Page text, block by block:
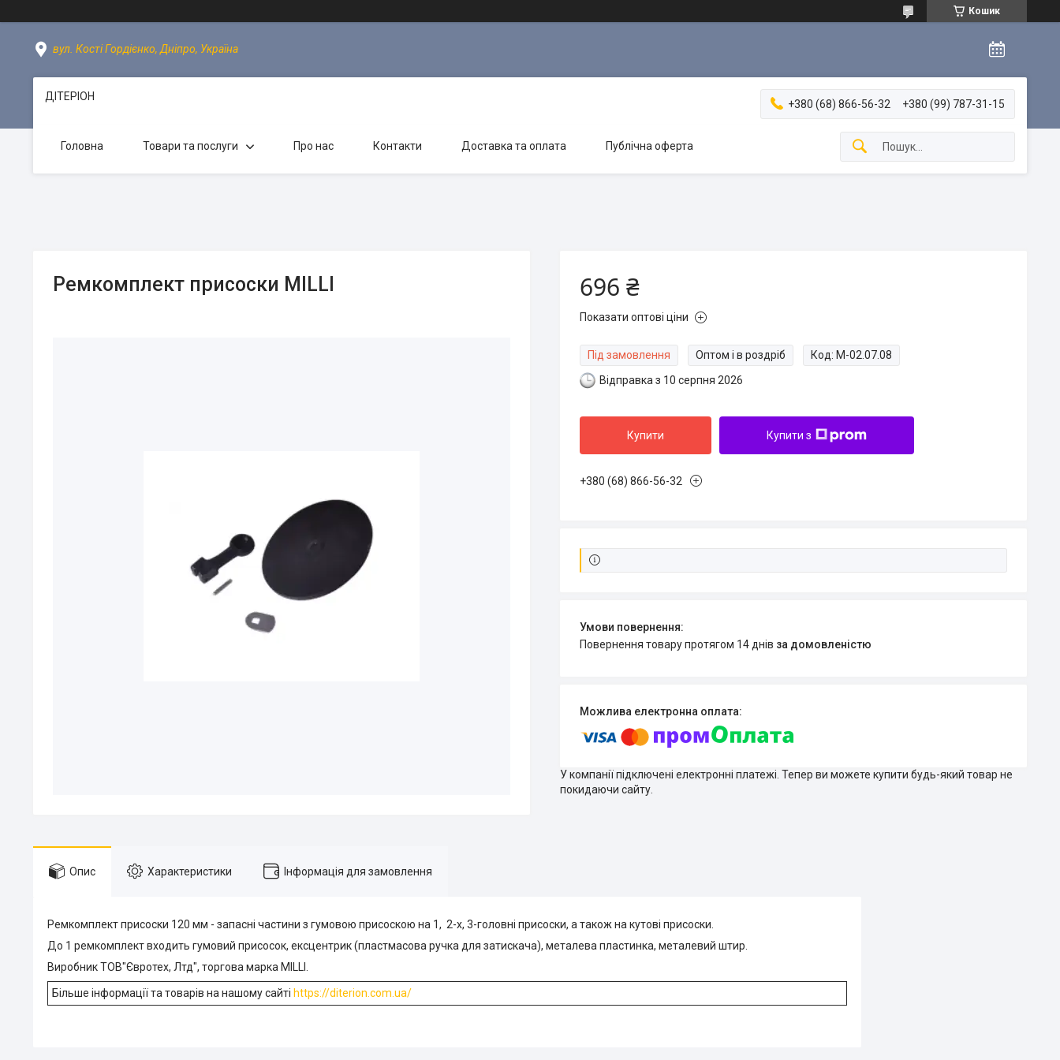
Кошик
вул. Кості Гордієнко, Дніпро, Україна
ДІТЕРІОН
+380 (68) 866-56-32 +380 (99) 787-31-15
Головна Товари та послуги Про нас Контакти Доставка та оплата Публічна оферта
Ремкомплект присоски MILLI 696 ₴
Показати оптові ціни
Під замовлення Оптом і в роздріб Код: M-02.07.08
Відправка з 10 серпня 2026
Купити Купити з
+380 (68) 866-56-32
повернення товару протягом 14 днів за домовленістю
У компанії підключені електронні платежі. Тепер ви можете купити будь-який товар не
покидаючи сайту.
Опис Характеристики Інформація для замовлення
Ремкомплект присоски 120 мм - запасні частини з гумовою присоскою на 1, 2-х, 3-головні присоски, а також на кутові присоски.
До 1 ремкомплект входить гумовий присосок, ексцентрик (пластмасова ручка для затискача), металева пластинка, металевий штир.
Виробник ТОВ"Євротех, Лтд", торгова марка MILLI.
Більше інформації та товарів на нашому сайті https://diterion.com.ua/